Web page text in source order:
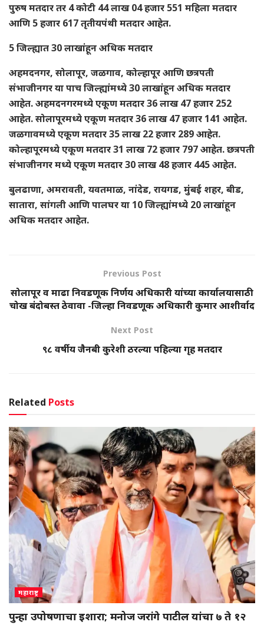
पुरुष मतदार तर 4 कोटी 44 लाख 04 हजार 551 महिला मतदार
आणि 5 हजार 617 तृतीयपंथी मतदार आहेत.
5 जिल्ह्यात 30 लाखांहून अधिक मतदार
अहमदनगर, सोलापूर, जळगाव, कोल्हापूर आणि छत्रपती
संभाजीनगर या पाच जिल्ह्यांमध्ये 30 लाखांहून अधिक मतदार
आहेत. अहमदनगरमध्ये एकूण मतदार 36 लाख 47 हजार 252
आहेत. सोलापूरमध्ये एकूण मतदार 36 लाख 47 हजार 141 आहेत.
जळगावमध्ये एकूण मतदार 35 लाख 22 हजार 289 आहेत.
कोल्हापूरमध्ये एकूण मतदार 31 लाख 72 हजार 797 आहेत. छत्रपती
संभाजीनगर मध्ये एकूण मतदार 30 लाख 48 हजार 445 आहेत.
बुलढाणा, अमरावती, यवतमाळ, नांदेड, रायगड, मुंबई शहर, बीड,
सातारा, सांगली आणि पालघर या 10 जिल्ह्यांमध्ये 20 लाखांहून
अधिक मतदार आहेत.
Previous Post
सोलापूर व माढा निवडणूक निर्णय अधिकारी यांच्या कार्यालयासाठी
चोख बंदोबस्त ठेवावा -जिल्हा निवडणूक अधिकारी कुमार आशीर्वाद
Next Post
९८ वर्षीय जैनबी कुरेशी ठरल्या पहिल्या गृह मतदार
Related Posts
महाराष्ट्र
पुन्हा उपोषणाचा इशारा; मनोज जरांगे पाटील यांचा ७ ते १२